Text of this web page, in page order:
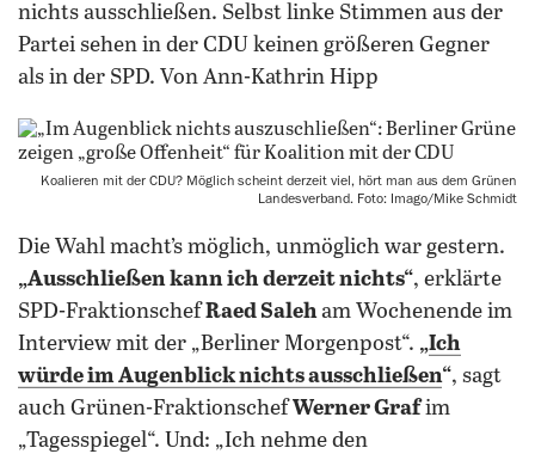
nichts ausschließen. Selbst linke Stimmen aus der
Partei sehen in der CDU keinen größeren Gegner
als in der SPD. Von Ann-Kathrin Hipp
Koalieren mit der CDU? Möglich scheint derzeit viel, hört man aus dem Grünen
Landesverband. Foto: Imago/Mike Schmidt
Die Wahl macht’s möglich, unmöglich war gestern.
„Ausschließen kann ich derzeit nichts“, erklärte
SPD-FraktionschefRaed Saleham Wochenende im
Interview mit der „Berliner Morgenpost“. „Ich
würde im Augenblick nichts ausschließen“, sagt
auch Grünen-FraktionschefWerner Grafim
„Tagesspiegel“. Und: „Ich nehme den